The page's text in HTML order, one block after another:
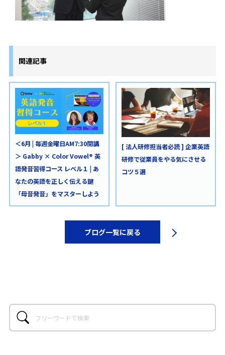
関連記事
＜6月 | 毎週金曜日AM7:30開講
＞ Gabby × Color Vowel® 英
語発音習得コース レベル１ | あ
なたの英語を正しく伝える鍵
「母音発音」をマスターしよう
[ 法人研修担当者必読 ] 企業英語
研修で従業員をやる気にさせる
コツ５選
ブログ一覧に戻る